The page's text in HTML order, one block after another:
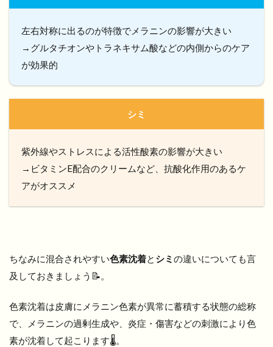
左右対称に出るのが特徴でメラニンの影響が大きい
→グルタチオンやトラネキサム酸などの内側からのケア
が効果的
シミ
紫外線やストレスによる活性酸素の影響が大きい
→ビタミンE配合のクリームなど、抗酸化作用のあるケ
アがオススメ
ちなみに混合されやすい色素沈着と シミ の違いについても言
及しておきましょう📝。
色素沈着は皮膚にメラニン色素が異常に蓄積する状態の総称
で、メラニンの過剰生成や、炎症・傷害などの刺激により色
素が沈着して起こります🌡️。